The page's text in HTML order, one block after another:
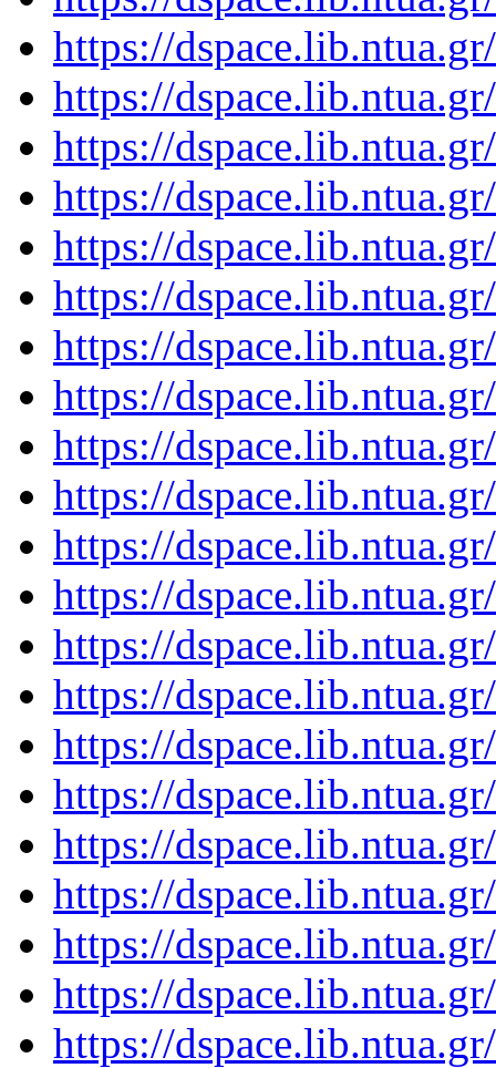
https://
https://
https://
https://
https://
https://
https://
https://
https://
https://
https://
https://
https://
https://
https://
https://
https://
https://
https://
https://
https://